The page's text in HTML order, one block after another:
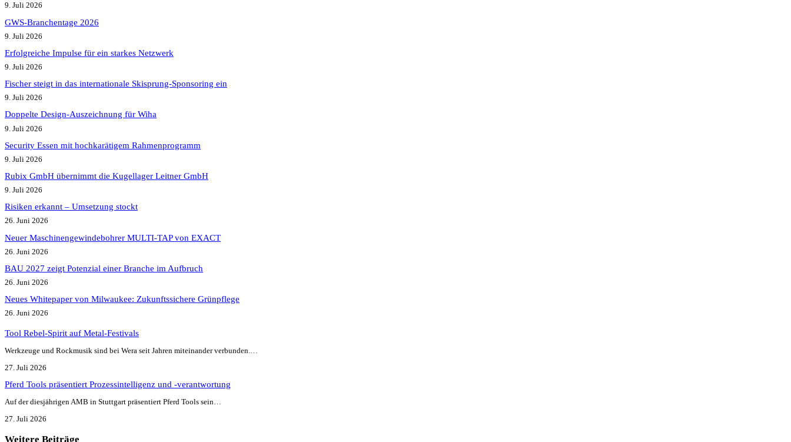
9. Juli 2026
GWS-Branchentage 2026
9. Juli 2026
Erfolgreiche Impulse für ein starkes Netzwerk
9. Juli 2026
Fischer steigt in das internationale Skisprung-Sponsoring ein
9. Juli 2026
Doppelte Design-Auszeichnung für Wiha
9. Juli 2026
Security Essen mit hochkarätigem Rahmenprogramm
9. Juli 2026
Rubix GmbH übernimmt die Kugellager Leitner GmbH
9. Juli 2026
Risiken erkannt – Umsetzung stockt
26. Juni 2026
Neuer Maschinengewindebohrer MULTI-TAP von EXACT
26. Juni 2026
BAU 2027 zeigt Potenzial einer Branche im Aufbruch​
26. Juni 2026
Neues Whitepaper von Milwaukee: Zukunftssichere Grünpflege
26. Juni 2026
Tool Rebel-Spirit auf Metal-Festivals
Werkzeuge und Rockmusik sind bei Wera seit Jahren miteinander verbunden.…
27. Juli 2026
Pferd Tools präsentiert Prozessintelligenz und -verantwortung
Auf der diesjährigen AMB in Stuttgart präsentiert Pferd Tools sein…
27. Juli 2026
Weitere Beiträge